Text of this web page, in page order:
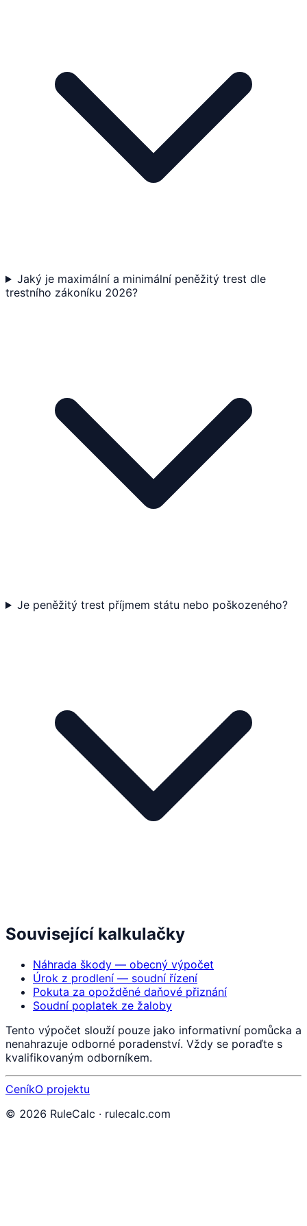
Jaký je maximální a minimální peněžitý trest dle
trestního zákoníku 2026?
Je peněžitý trest příjmem státu nebo poškozeného?
Související kalkulačky
Náhrada škody — obecný výpočet
Úrok z prodlení — soudní řízení
Pokuta za opožděné daňové přiznání
Soudní poplatek ze žaloby
Tento výpočet slouží pouze jako informativní pomůcka a
nenahrazuje odborné poradenství. Vždy se poraďte s
kvalifikovaným odborníkem.
CeníkO projektu
© 2026 RuleCalc · rulecalc.com